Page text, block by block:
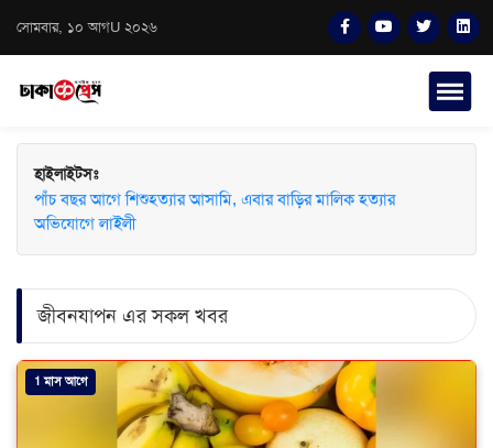
সোমবার, ১০ আগU ২০২৬
হাইলাইটসঃ
পাঁচ বছর আগে শিশুহত্যার আসামি, এবার বাড়ির মালিক হত্যার
অভিযোগে লাইলী
জীবনযাপন এর সকল খবর
1 মাস আগে